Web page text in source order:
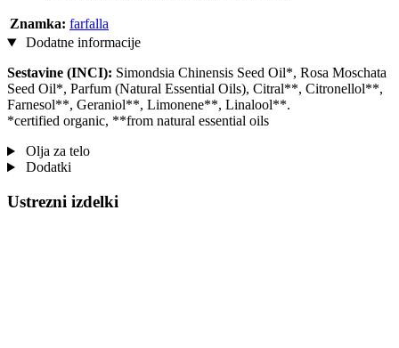
Znamka: farfalla
Dodatne informacije
Sestavine (INCI): Simondsia Chinensis Seed Oil*, Rosa Moschata
Seed Oil*, Parfum (Natural Essential Oils), Citral**, Citronellol**,
Farnesol**, Geraniol**, Limonene**, Linalool**.
*certified organic, **from natural essential oils
Olja za telo
Dodatki
Ustrezni izdelki